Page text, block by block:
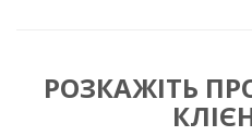
РОЗКАЖІТЬ